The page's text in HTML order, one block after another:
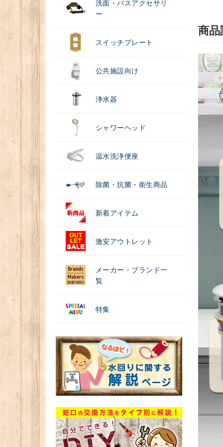
洗面・バスアクセサリ
ー
スイッチプレート
公共施設向け
浄水器
シャワーヘッド
温水洗浄便座
除菌・抗菌・衛生商品
新着アイテム
激安アウトレット
メーカー・ブランド一
覧
特集
商品